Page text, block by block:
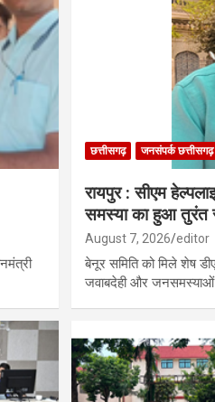
ने अमरकंटक में उत्कृष्ट व्यवस्था हेतु उप
ने भारत को दिया राफेल निर्माण का
छत्तीसगढ़ जनसंपर्क छत्तीसगढ़
​रायपुर : सीएम
समस्या का हुआ तुरंत
August 7, 2026 editor
बेनूर समिति को मिले शेष
जवाबदेही और